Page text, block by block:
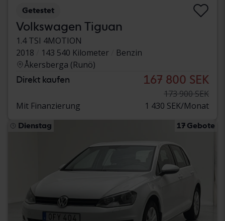
Getestet
Volkswagen Tiguan
1.4 TSI 4MOTION
2018
143 540 Kilometer
Benzin
Åkersberga (Runö)
Direkt kaufen 167 800 SEK
173 900 SEK
Mit Finanzierung
1 430 SEK/Monat
Dienstag 17 Gebote